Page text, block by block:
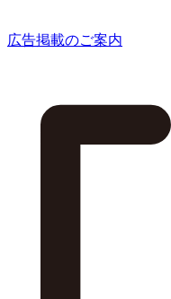
広告掲載のご案内